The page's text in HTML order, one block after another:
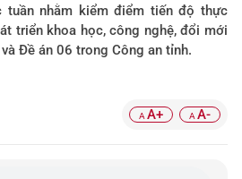
tuần nhằm kiểm điểm tiến độ thực
triển khoa học, công nghệ, đổi mới
Đề án 06 trong Công an tỉnh.
A A+ A A-